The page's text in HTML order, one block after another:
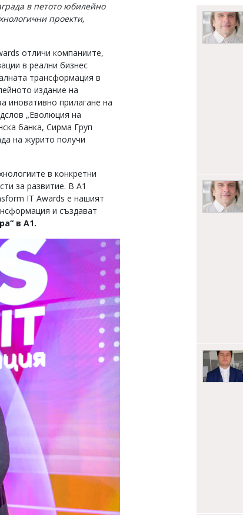
в петото юбилейно
проекти,
отличи компаниите,
в реални бизнес
трансформация в
издание на
иновативно прилагане на
„Еволюция на
банка, Сирма Груп
на журито получи
в конкретни
за развитие. В А1
IT Awards е нашият
и създават
в А1.